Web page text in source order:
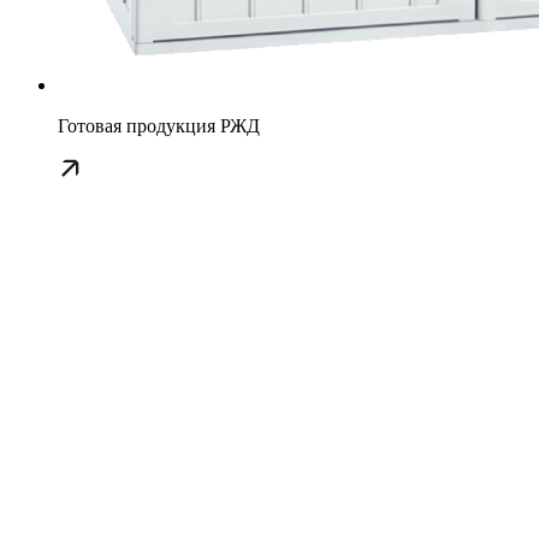
Готовая продукция РЖД